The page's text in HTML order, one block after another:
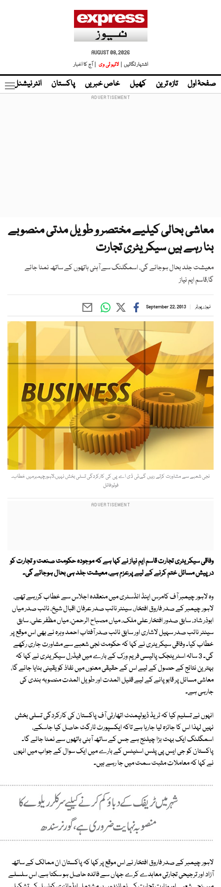
AUGUST 08, 2026
اشتہار لگائیں |
لائیو ٹی وی | آج کا اخبار
صفحۂ اول تازہ ترین کھیل خاص خبریں پاکستان انٹر نیشنل
معاشی بحالی کیلیے مختصر و طویل مدتی منصوبے
بنا رہے ہیں سیکریٹری تجارت
معیشت جلد بحال ہوجائے گی، اسمگلنگ سے آہنی ہاتھوں کے ساتھ نمٹا جائے
گا،قاسم ایم نیاز
نیوز رپورٹر September 22, 2013
نجی شعبے سے مشاورت کرتے رہیں گے،ٹی ڈی اے پی کی کارکردگی تسلی بخش نہیں،لاہورچیمبرمیں خطاب۔
فوٹو:فائل
وفاقی سیکریٹری تجارت قاسم ایم نیاز نے کہا ہے کہ موجودہ حکومت صنعت و تجارت کو
درپیش مسائل ختم کرنے کے لیے پرعزم ہے، معیشت جلد ہی بحال ہوجائے گی۔
وہ لاہور چیمبر آف کامرس اینڈ انڈسٹری میں منعقدہ اجلاس سے خطاب کررہے تھے،
لاہور چیمبر کے صدر فاروق افتخار، سینئر نائب صدر عرفان اقبال شیخ، نائب صدر میاں
ابوذر شاد، سابق صدور افتخار علی ملک، میاں مصباح الرحمن، میاں مظفر علی، سابق
سینئر نائب صدر سہیل لاشاری اور سابق نائب صدر آفتاب احمد وہرہ نے بھی اس موقع پر
خطاب کیا۔ وفاقی سیکریٹری نے کہا کہ حکومت نجی شعبے سے مشاورت جاری رکھے
گی۔ 3 سالہ اسٹریٹجک پالیسی فریم ورک کے بارے میں فیڈرل سیکریٹری نے کہا کہ
بہترین نتائج کے حصول کے لیے اس کے حقیقی معنوں میں نفاذ کو یقینی بنایا جائے گا،
معاشی مسائل پر قابو پانے کے لیے قلیل المدت اور طویل المدت منصوبہ بندی کی
جارہی ہے۔
انہوں نے تسلیم کیا کہ ٹریڈ ڈیولپمنٹ اتھارٹی آف پاکستان کی کارکردگی تسلی بخش
نہیں لہذا اس کا جائزہ لیا جارہا ہے تاکہ ایکسپورٹ ٹارگٹ حاصل کیا جاسکے،
اسمگلنگ ایک بہت بڑا چیلنج ہے جس کے ساتھ آہنی ہاتھوں سے نمٹا جائے گا۔
پاکستان کو جی ایس پی پلس اسٹیٹس کے بارے میں ایک سوال کے جواب میں انہوں
نے کہا کہ معاملات مثبت سمت میں جا رہے ہیں۔
لاہور چیمبر کے صدر فاروق افتخار نے اس موقع پر کہا کہ پاکستان ان ممالک کے ساتھ
آزاد اور ترجیحی تجارتی معاہدے کرے جہاں سے فائدہ حاصل ہو سکتا ہے، اس سلسلے